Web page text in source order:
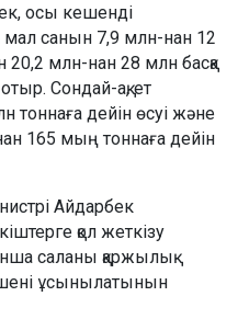
осы кешенді
мал санын 7,9 млн-нан 12
20,2 млн-нан 28 млн басқа
Сондай-ақ, ет
тоннаға дейін өсуі және
165 мың тоннаға дейін
Айдарбек
қол жеткізу
саланы қаржылық
ұсынылатынын